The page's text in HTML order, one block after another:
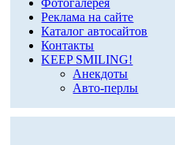
Фотогалерея
Реклама на сайте
Каталог автосайтов
Контакты
KEEP SMILING!
Анекдоты
Авто-перлы